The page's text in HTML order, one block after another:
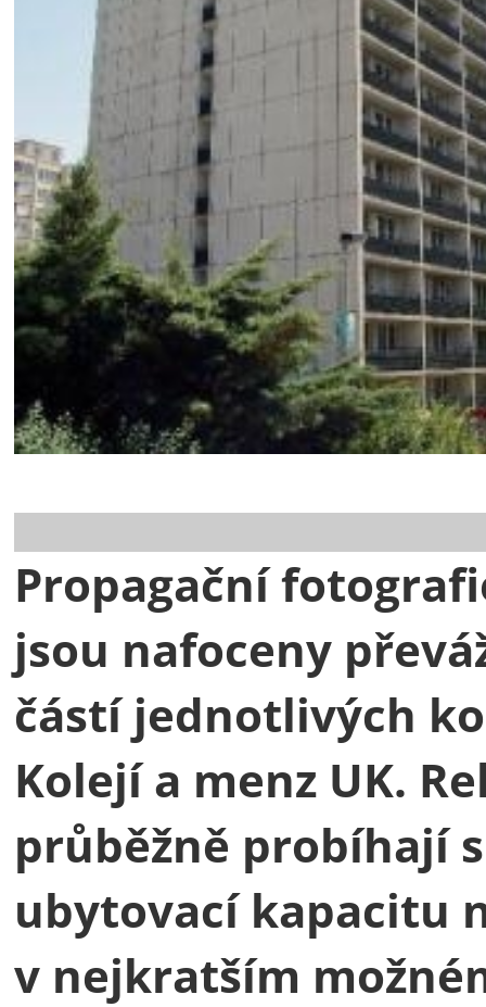
Propagační
jsou nafoceny
částí jednotlivých
Kolejí a menz UK.
průběžně probíhají
ubytovací kapacitu
v nejkratším